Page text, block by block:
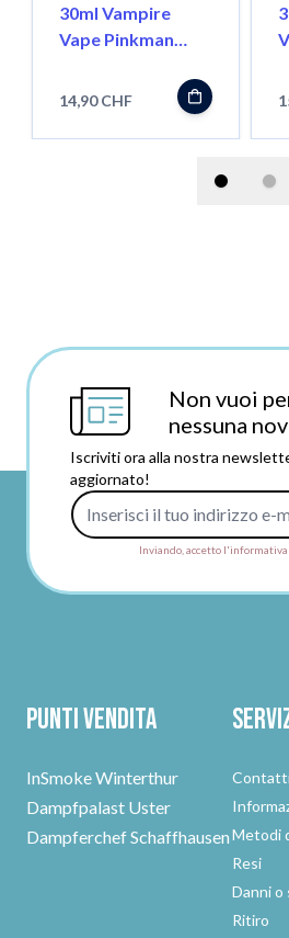
30ml Vampire
Vape Pinkman
14,90 CHF
Non vuoi
nessuna
Iscriviti ora alla nostra
aggiornato!
Inviando, accetto l'informativa
Punti vendita
InSmoke Winterthur
Dampfpalast Uster
Dampferchef SchaffhausenMetodi
Resi
Danni o
Ritiro